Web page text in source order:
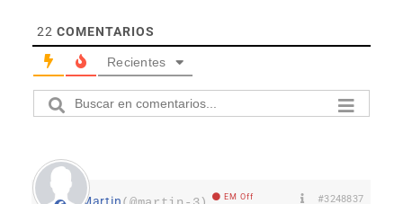
22 COMENTARIOS
Recientes
Martin EM Off #3248837